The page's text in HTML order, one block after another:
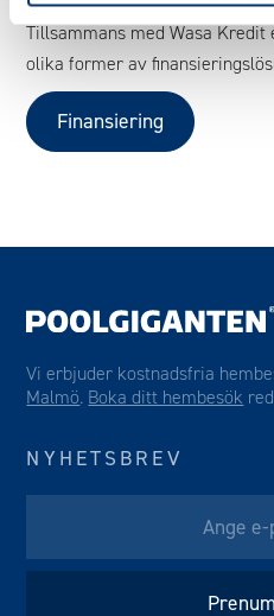
Tillsammans med Wasa
olika former av
Finansiering
Vi erbjuder kostnadsfria
Malmö. Boka ditt hembesök
NYHETSBREV